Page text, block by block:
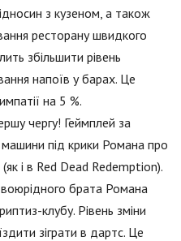
з кузеном, а також
ресторану швидкого
збільшити рівень
напоїв у барах. Це
на 5 %.
чергу! Геймплей за
під крики Романа про
і в Red Dead Redemption).
брата Романа
клубу. Рівень зміни
зіграти в дартс. Це